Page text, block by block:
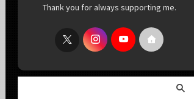
Thank you for always supporting me.